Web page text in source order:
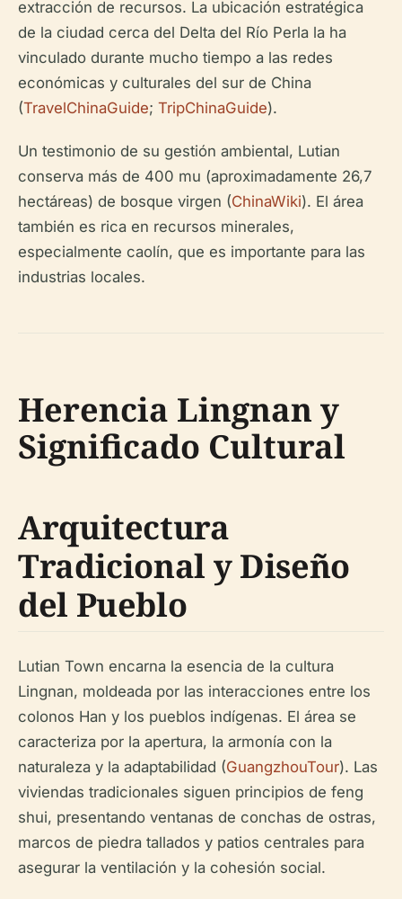
extracción de recursos. La ubicación estratégica
de la ciudad cerca del Delta del Río Perla la ha
vinculado durante mucho tiempo a las redes
económicas y culturales del sur de China
(TravelChinaGuide; TripChinaGuide).
Un testimonio de su gestión ambiental, Lutian
conserva más de 400 mu (aproximadamente 26,7
hectáreas) de bosque virgen (ChinaWiki). El área
también es rica en recursos minerales,
especialmente caolín, que es importante para las
industrias locales.
Herencia Lingnan y
Significado Cultural
Arquitectura
Tradicional y Diseño
del Pueblo
Lutian Town encarna la esencia de la cultura
Lingnan, moldeada por las interacciones entre los
colonos Han y los pueblos indígenas. El área se
caracteriza por la apertura, la armonía con la
naturaleza y la adaptabilidad (GuangzhouTour). Las
viviendas tradicionales siguen principios de feng
shui, presentando ventanas de conchas de ostras,
marcos de piedra tallados y patios centrales para
asegurar la ventilación y la cohesión social.